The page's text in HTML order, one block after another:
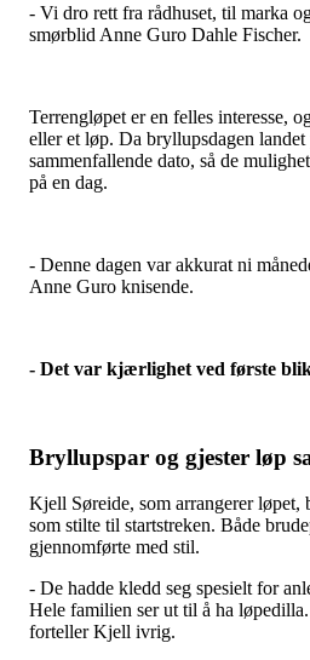
- Vi dro rett fra rådhuset, til marka
smørblid Anne Guro Dahle Fischer.
Terrengløpet er en felles interesse,
eller et løp. Da bryllupsdagen landet
sammenfallende dato, så de
på en dag.
- Denne dagen var akkurat ni
Anne Guro knisende.
- Det var kjærlighet ved første
Bryllupspar og gjester løp
Kjell Søreide, som arrangerer løpet,
som stilte til startstreken. Både
gjennomførte med stil.
- De hadde kledd seg spesielt for
Hele familien ser ut til å ha
forteller Kjell ivrig.